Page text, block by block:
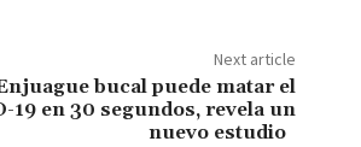
Next article
bucal puede matar el
19 en 30 segundos, revela un
nuevo estudio